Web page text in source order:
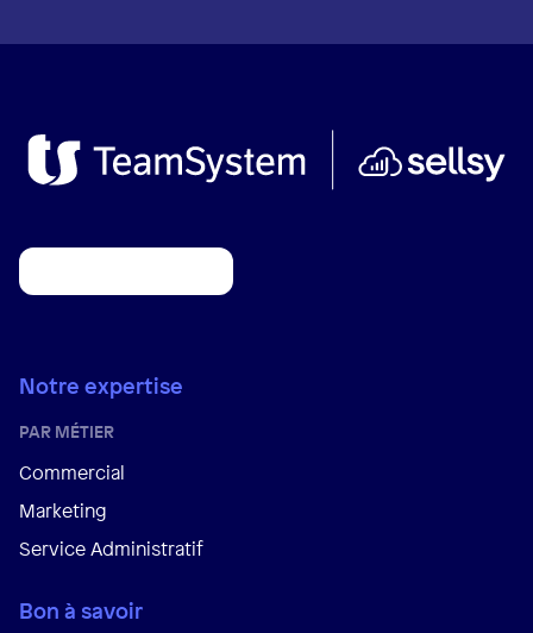
Notre expertise
PAR MÉTIER
Commercial
Marketing
Service Administratif
Bon à savoir